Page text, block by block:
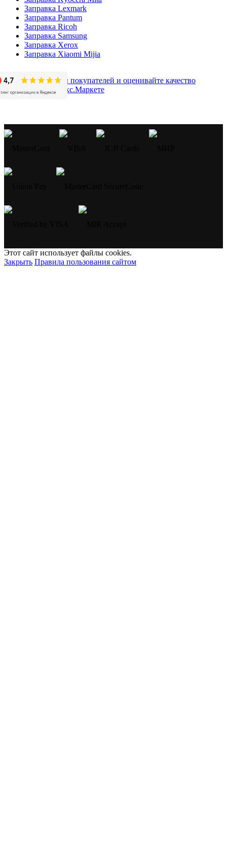
Заправка Lexmark
Заправка Pantum
Заправка Ricoh
Заправка Samsung
Заправка Xerox
Заправка Xiaomi Mijia
Этот сайт использует файлы cookies.
Закрыть Правила пользования сайтом